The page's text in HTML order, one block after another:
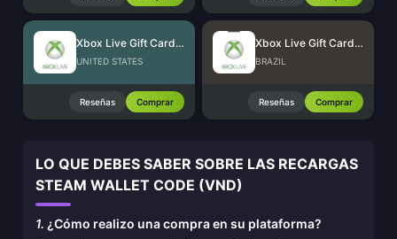
Xbox Live Gift Card (US)
UNITED STATES
Reseñas Comprar
Xbox Live Gift Card (BR)
BRAZIL
Reseñas Comprar
LO QUE DEBES SABER SOBRE LAS RECARGAS
STEAM WALLET CODE (VND)
1. ¿Cómo realizo una compra en su plataforma?